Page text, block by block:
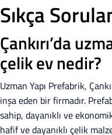
Sıkça
Çankırı’da
çelik ev nedir?
Uzman Yapı Prefabrik,
inşa eden bir firmadır.
sahip, dayanıklı ve
hafif ve dayanıklı çelik